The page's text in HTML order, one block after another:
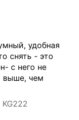
удобная
снять - это
с него не
выше, чем